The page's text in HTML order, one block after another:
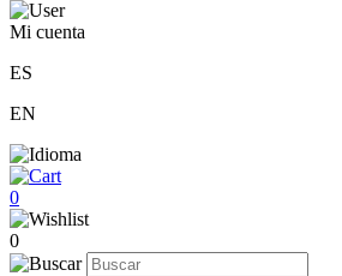
Mi cuenta
ES
EN
0
0